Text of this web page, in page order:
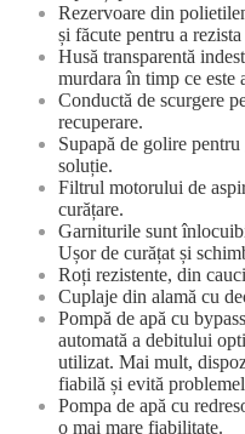
Rezervoare din
și făcute pentru a
Husă transparentă
murdara în timp ce este
Conductă de scurgere
recuperare.
Supapă de golire
soluție.
Filtrul motorului de
curățare.
Garniturile sunt
Ușor de curățat și
Roți rezistente, din
Cuplaje din alamă cu
Pompă de apă cu
automată a debitului
utilizat. Mai mult,
fiabilă și evită
Pompa de apă cu
o mai mare fiabilitate.